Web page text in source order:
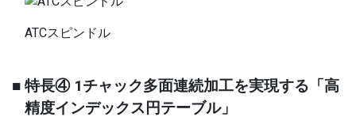
ATCスピンドル
■ 特長④ 1チャック多面連続加工を実現する「高
精度インデックス円テーブル」